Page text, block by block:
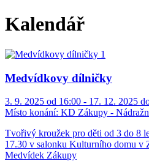
Kalendář
Medvídkovy dílničky
3. 9. 2025 od 16:00 - 17. 12. 2025
Místo konání: KD Zákupy -
Tvořivý kroužek pro děti od 3 do 8
17.30 v salonku Kulturního domu v
Medvídek Zákupy